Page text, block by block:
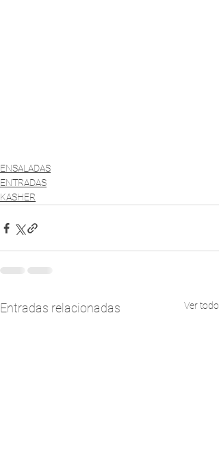
ENSALADAS
ENTRADAS
KASHER
Entradas relacionadas Ver todo